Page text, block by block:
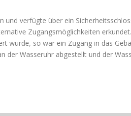
verfügte über ein
Zugangsmöglichkeiten erkundet.
wurde, so war ein Zugang in das
der Wasseruhr abgestellt und der